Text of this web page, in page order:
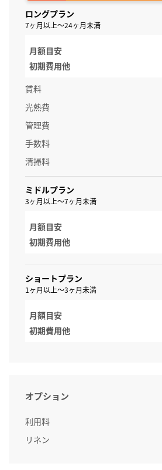
ロングプラン
7ヶ月以上～24ヶ月未満
月額目安
初期費用他
賃料
光熱費
管理費
手数料
清掃料
ミドルプラン
3ヶ月以上～7ヶ月未満
月額目安
初期費用他
ショートプラン
1ヶ月以上～3ヶ月未満
月額目安
初期費用他
オプション
利用料
リネン